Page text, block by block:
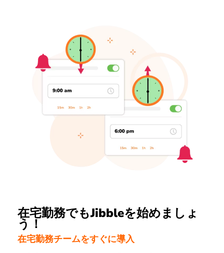
在宅勤務でもJibbleを始めましょ
う！
在宅勤務チームをすぐに導入